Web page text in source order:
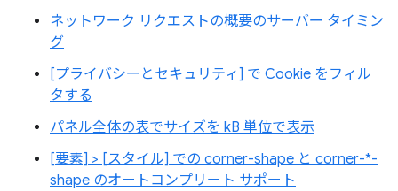
ネットワーク リクエストの概要のサーバー タイミン
グ
[プライバシーとセキュリティ] で Cookie をフィル
タする
パネル全体の表でサイズを kB 単位で表示
[要素] > [スタイル] での corner-shape と corner-*-
shape のオートコンプリート サポート